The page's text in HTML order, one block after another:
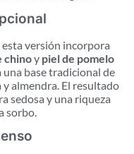
esta versión incorpora
chinoy piel de pomelo
una base tradicional de
almendra. El resultado
sedosa y una riqueza
sorbo.